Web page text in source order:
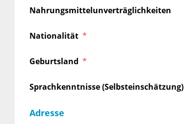
Nahrungsmittelunverträglichkeiten
Nationalität
Geburtsland
Sprachkenntnisse (Selbsteinschätzung)
Adresse